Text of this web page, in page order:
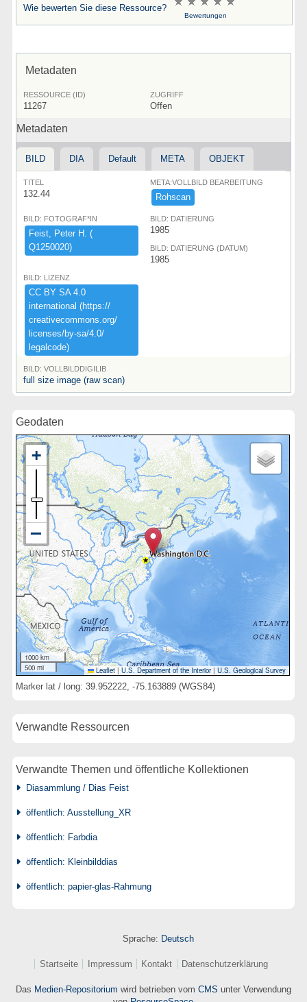
Wie bewerten Sie diese Ressource?
Bewertungen
Metadaten
RESSOURCE (ID)
11267
ZUGRIFF
Offen
Metadaten
BILD DIA Default META OBJEKT
TITEL
132.44
META:VOLLBILD BEARBEITUNG
Rohscan
BILD: FOTOGRAF*IN
Feist,​ ​Peter ​H.​ ​(​
Q1250020)​
BILD: DATIERUNG
1985
BILD: DATIERUNG (DATUM)
1985
BILD: LIZENZ
CC ​BY ​SA ​4.​0 ​
international ​(​https:​/​/​
creativecommons.​org/​
licenses/​by-​sa/​4.​0/​
legalcode)​
BILD: VOLLBILDDIGILIB
full size image (raw scan)
Geodaten
1000 km
500 mi
Leaflet | U.S. Department of the Interior|U.S. Geological Survey
Marker lat / long: 39.952222, -75.163889 (WGS84)
Verwandte Ressourcen
Verwandte Themen und öffentliche Kollektionen
Diasammlung / Dias Feist
öffentlich: Ausstellung_XR
öffentlich: Farbdia
öffentlich: Kleinbilddias
öffentlich: papier-glas-Rahmung
Sprache: Deutsch
Startseite Impressum Kontakt Datenschutzerklärung
Das Medien-Repositorium wird betrieben vom CMS unter Verwendung